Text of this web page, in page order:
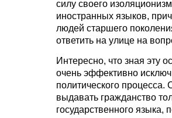
силу своего
иностранных языков,
людей старшего
ответить на улице на
Интересно, что зная эту
очень эффективно
политического процесса.
выдавать гражданство
государственного языка,